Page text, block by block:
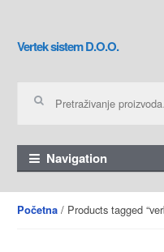
Skip to navigation
Skip to content
Vertek sistem D.O.O.
Navigation
Početna/ Products tagged